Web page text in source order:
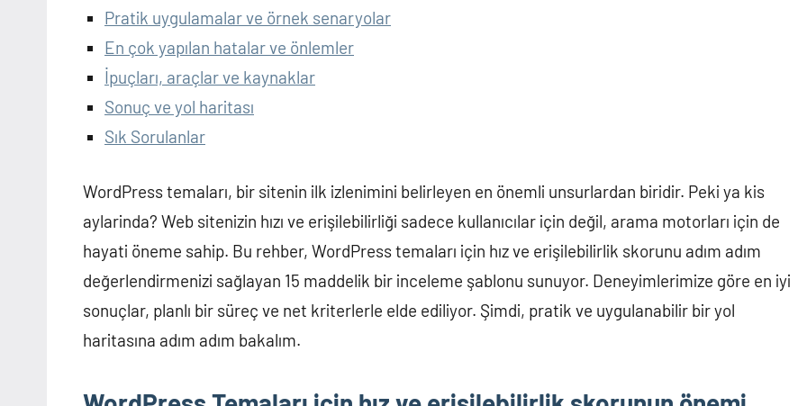
Pratik uygulamalar ve örnek senaryolar
En çok yapılan hatalar ve önlemler
İpuçları, araçlar ve kaynaklar
Sonuç ve yol haritası
Sık Sorulanlar
WordPress temaları, bir sitenin ilk izlenimini belirleyen en önemli unsurlardan biridir. Peki ya kis
aylarinda? Web sitenizin hızı ve erişilebilirliği sadece kullanıcılar için değil, arama motorları için de
hayati öneme sahip. Bu rehber, WordPress temaları için hız ve erişilebilirlik skorunu adım adım
değerlendirmenizi sağlayan 15 maddelik bir inceleme şablonu sunuyor. Deneyimlerimize göre en iyi
sonuçlar, planlı bir süreç ve net kriterlerle elde ediliyor. Şimdi, pratik ve uygulanabilir bir yol
haritasına adım adım bakalım.